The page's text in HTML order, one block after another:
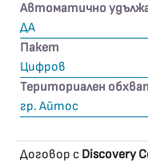
Автоматично
ДА
Пакет
Цифров
Териториален
гр. Айтос
Договор с Discovery